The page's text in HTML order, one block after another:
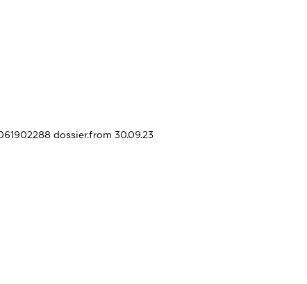
dossier.from 30.09.23